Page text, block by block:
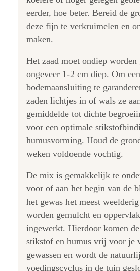
eerder, hoe beter. Bereid de
deze fijn te verkruimelen en
maken.
Het zaad moet ondiep worden
ongeveer 1-2 cm diep. Om
bodemaansluiting te
zaden lichtjes in of wals ze
gemiddelde tot dichte
voor een optimale
humusvorming. Houd de
weken voldoende vochtig.
De mix is gemakkelijk te
voor of aan het begin van de
het gewas het meest
worden gemulcht en
ingewerkt. Hierdoor komen
stikstof en humus vrij voor je
gewassen en wordt de
voedingscyclus in de tuin